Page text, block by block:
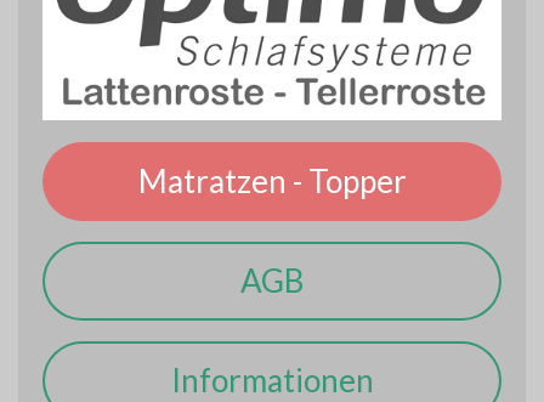
Matratzen - Topper
AGB
Informationen